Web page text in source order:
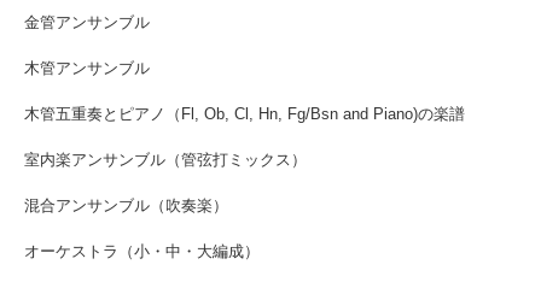
金管アンサンブル
木管アンサンブル
木管五重奏とピアノ（Fl, Ob, Cl, Hn, Fg/Bsn and Piano)の楽譜
室内楽アンサンブル（管弦打ミックス）
混合アンサンブル（吹奏楽）
オーケストラ（小・中・大編成）